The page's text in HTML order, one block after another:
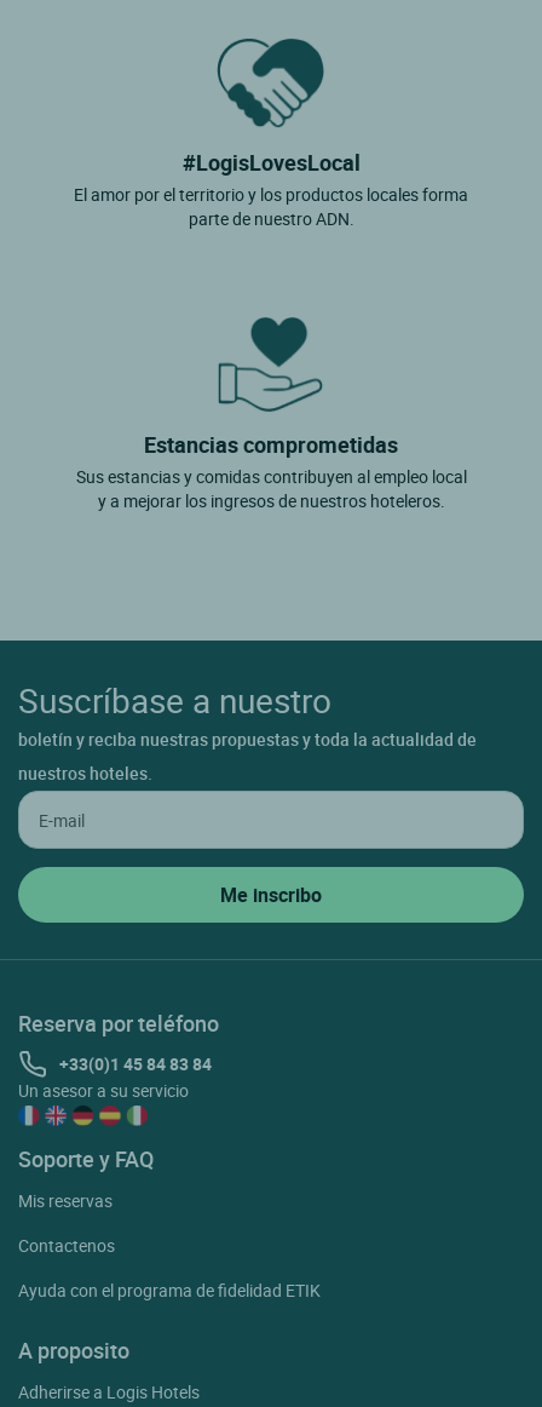
#LogisLovesLocal
El amor por el territorio y los productos locales forma
parte de nuestro ADN.
Estancias comprometidas
Sus estancias y comidas contribuyen al empleo local
y a mejorar los ingresos de nuestros hoteleros.
Suscríbase a nuestro
boletín y reciba nuestras propuestas y toda la actualidad de
nuestros hoteles.
Reserva por teléfono
+33(0)1 45 84 83 84
Un asesor a su servicio
Soporte y FAQ
Mis reservas
Contactenos
Ayuda con el programa de fidelidad ETIK
A proposito
Adherirse a Logis Hotels